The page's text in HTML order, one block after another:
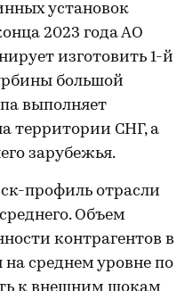
установок
2023 года АО
изготовить 1-й
большой
выполняет
территории СНГ, а
зарубежья.
профиль отрасли
Объем
контрагентов в
среднем уровне по